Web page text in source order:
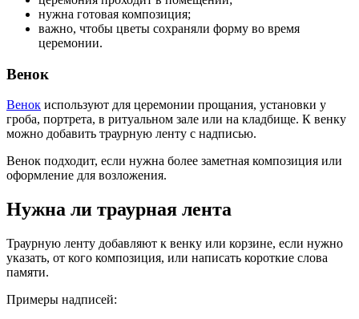
нужна готовая композиция;
важно, чтобы цветы сохраняли форму во время
церемонии.
Венок
Венок используют для церемонии прощания, установки у
гроба, портрета, в ритуальном зале или на кладбище. К венку
можно добавить траурную ленту с надписью.
Венок подходит, если нужна более заметная композиция или
оформление для возложения.
Нужна ли траурная лента
Траурную ленту добавляют к венку или корзине, если нужно
указать, от кого композиция, или написать короткие слова
памяти.
Примеры надписей: